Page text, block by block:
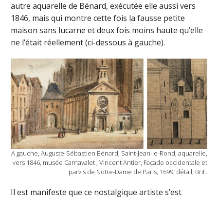
autre aquarelle de Bénard, exécutée elle aussi vers
1846, mais qui montre cette fois la fausse petite
maison sans lucarne et deux fois moins haute qu’elle
ne l’était réellement (ci-dessous à gauche).
A gauche, Auguste-Sébastien Bénard, Saint-Jean-le-Rond, aquarelle,
vers 1846, musée Carnavalet ; Vincent Antier, Façade occidentale et
parvis de Notre-Dame de Paris, 1699, détail, BnF.
Il est manifeste que ce nostalgique artiste s’est